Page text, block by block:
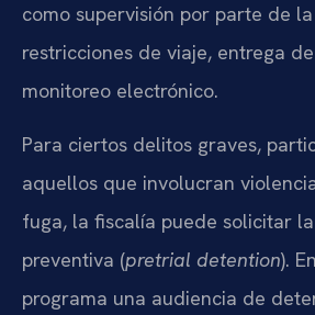
como supervisión por parte de la
restricciones de viaje, entrega
monitoreo electrónico.
Para ciertos delitos graves,
aquellos que involucran
fuga, la fiscalía puede solicitar
preventiva (pretrial detention).
programa una audiencia de